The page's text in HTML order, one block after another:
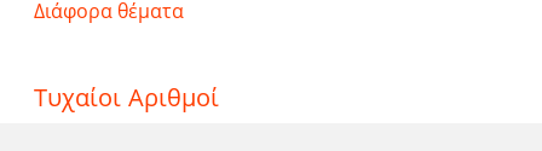
Διάφορα θέματα
Τυχαίοι Αριθμοί